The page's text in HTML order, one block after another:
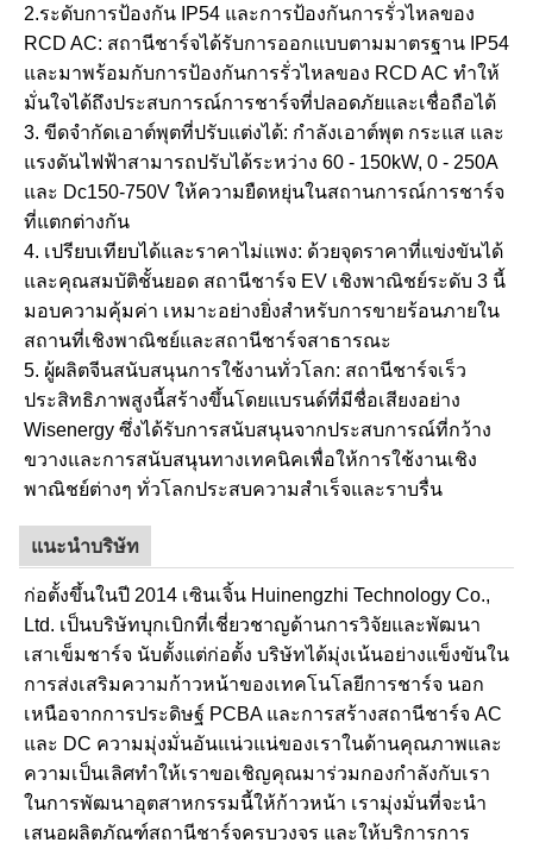
2.ระดับการป้องกัน IP54 และการป้องกันการรั่วไหลของ
RCD AC: สถานีชาร์จได้รับการออกแบบตามมาตรฐาน IP54
และมาพร้อมกับการป้องกันการรั่วไหลของ RCD AC ทำให้
มั่นใจได้ถึงประสบการณ์การชาร์จที่ปลอดภัยและเชื่อถือได้
3. ขีดจำกัดเอาต์พุตที่ปรับแต่งได้: กำลังเอาต์พุต กระแส และ
แรงดันไฟฟ้าสามารถปรับได้ระหว่าง 60 - 150kW, 0 - 250A
และ Dc150-750V ให้ความยืดหยุ่นในสถานการณ์การชาร์จ
ที่แตกต่างกัน
4. เปรียบเทียบได้และราคาไม่แพง: ด้วยจุดราคาที่แข่งขันได้
และคุณสมบัติชั้นยอด สถานีชาร์จ EV เชิงพาณิชย์ระดับ 3 นี้
มอบความคุ้มค่า เหมาะอย่างยิ่งสำหรับการขายร้อนภายใน
สถานที่เชิงพาณิชย์และสถานีชาร์จสาธารณะ
5. ผู้ผลิตจีนสนับสนุนการใช้งานทั่วโลก: สถานีชาร์จเร็ว
ประสิทธิภาพสูงนี้สร้างขึ้นโดยแบรนด์ที่มีชื่อเสียงอย่าง
Wisenergy ซึ่งได้รับการสนับสนุนจากประสบการณ์ที่กว้าง
ขวางและการสนับสนุนทางเทคนิคเพื่อให้การใช้งานเชิง
พาณิชย์ต่างๆ ทั่วโลกประสบความสำเร็จและราบรื่น
แนะนำบริษัท
ก่อตั้งขึ้นในปี 2014 เซินเจิ้น Huinengzhi Technology Co.,
Ltd. เป็นบริษัทบุกเบิกที่เชี่ยวชาญด้านการวิจัยและพัฒนา
เสาเข็มชาร์จ นับตั้งแต่ก่อตั้ง บริษัทได้มุ่งเน้นอย่างแข็งขันใน
การส่งเสริมความก้าวหน้าของเทคโนโลยีการชาร์จ นอก
เหนือจากการประดิษฐ์ PCBA และการสร้างสถานีชาร์จ AC
และ DC ความมุ่งมั่นอันแน่วแน่ของเราในด้านคุณภาพและ
ความเป็นเลิศทำให้เราขอเชิญคุณมาร่วมกองกำลังกับเรา
ในการพัฒนาอุตสาหกรรมนี้ให้ก้าวหน้า เรามุ่งมั่นที่จะนำ
เสนอผลิตภัณฑ์สถานีชาร์จครบวงจร และให้บริการการ